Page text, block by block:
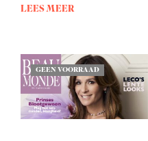
LEES MEER
GEEN VOORRAAD